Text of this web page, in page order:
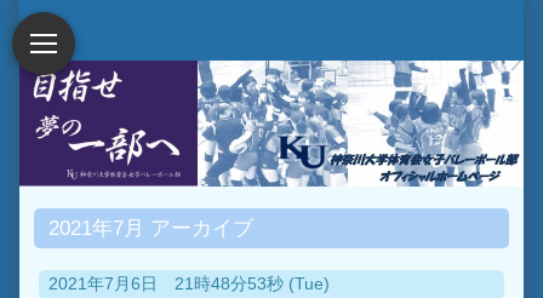
2021年7月 アーカイブ
2021年7月6日 21時48分53秒 (Tue)